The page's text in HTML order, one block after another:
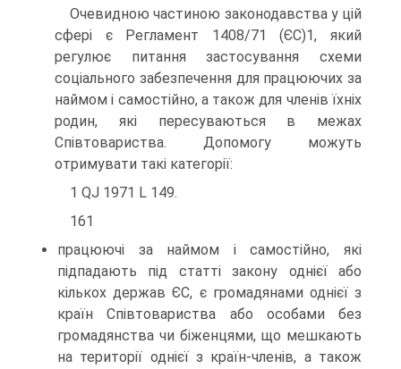
Очевидною частиною законодавства у цій
сфері є Регламент 1408/71 (ЄС)1, який
регулює питання застосування схеми
соціального забезпечення для працюючих за
наймом і самостійно, а також для членів їхніх
родин, які пересуваються в межах
Співтовариства. Допомогу можуть
отримувати такі категорії:
1 QJ 1971 L 149.
161
працюючі за наймом і самостійно, які
підпадають під статті закону однієї або
кількох держав ЄС, є громадянами однієї з
країн Співтовариства або особами без
громадянства чи біженцями, що мешкають
на території однієї з країн-членів, а також